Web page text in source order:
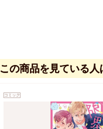
この商品を見ている人
コミック